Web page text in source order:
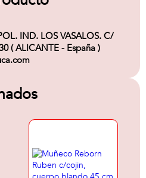
IND. LOS VASALOS. C/
( ALICANTE - España )